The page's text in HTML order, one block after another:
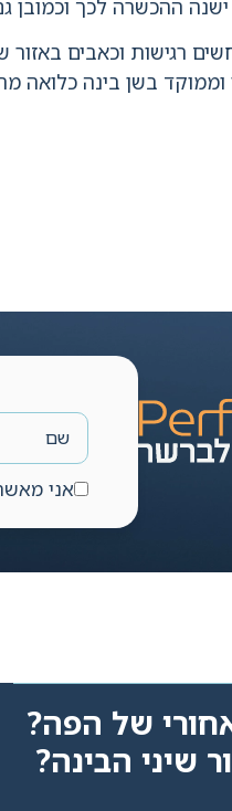
ההכשרה לכך וכמובן
רגישות וכאבים באזור
בשן בינה כלואה
אני
של הפה?
שיני הבינה?